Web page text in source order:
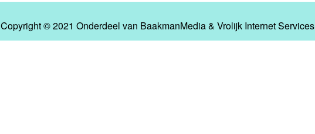
Copyright © 2021 Onderdeel van BaakmanMedia& Vrolijk Internet Services